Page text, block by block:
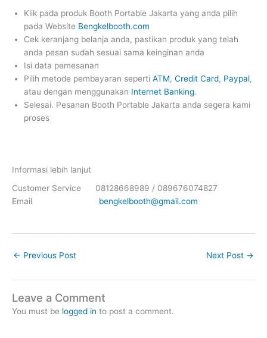
Klik pada produk Booth Portable Jakarta yang anda pilih
pada Website Bengkelbooth.com
Cek keranjang belanja anda, pastikan produk yang telah
anda pesan sudah sesuai sama keinginan anda
Isi data pemesanan
Pilih metode pembayaran seperti ATM, Credit Card, Paypal,
atau dengan menggunakan Internet Banking.
Selesai. Pesanan Booth Portable Jakarta anda segera kami
proses
Informasi lebih lanjut
Customer Service 08128668989 / 089676074827
Email bengkelbooth@gmail.com
← Previous Post Next Post →
Leave a Comment
You must be logged in to post a comment.